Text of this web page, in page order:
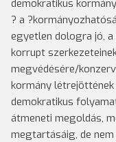
demokratikus
? a
egyetlen dologra jó,
korrupt
megvédésére/
kormány
demokratikus
átmeneti megoldás,
megtartásáig, de